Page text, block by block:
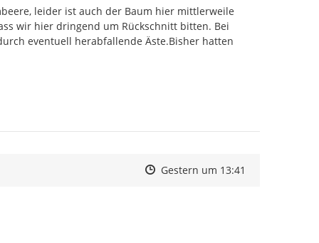
leider ist auch der Baum hier mittlerweile
wir hier dringend um Rückschnitt bitten. Bei
eventuell herabfallende Äste.Bisher hatten
Zeitpunkt des Erstellens
Zeitpunkt des Erstellens
Gestern um 13:41